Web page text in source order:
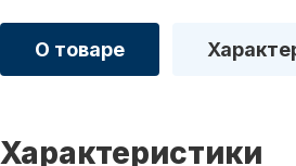
О товаре
Характеристики